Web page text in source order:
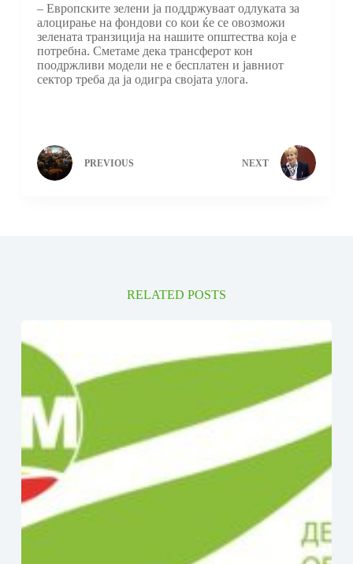
– Европските зелени ја поддржуваат одлуката за
алоцирање на фондови со кои ќе се овозможи
зелената транзиција на нашите општества која е
потребна. Сметаме дека трансферот кон
поодржливи модели не е бесплатен и јавниот
сектор треба да ја одигра својата улога.
PREVIOUS NEXT
RELATED POSTS